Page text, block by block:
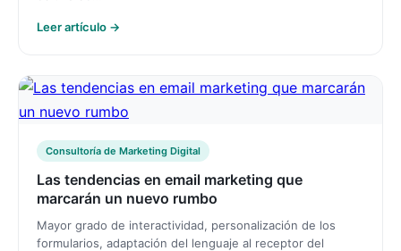
Leer artículo →
Consultoría de Marketing Digital
Las tendencias en email marketing que
marcarán un nuevo rumbo
Mayor grado de interactividad, personalización de los
formularios, adaptación del lenguaje al receptor del